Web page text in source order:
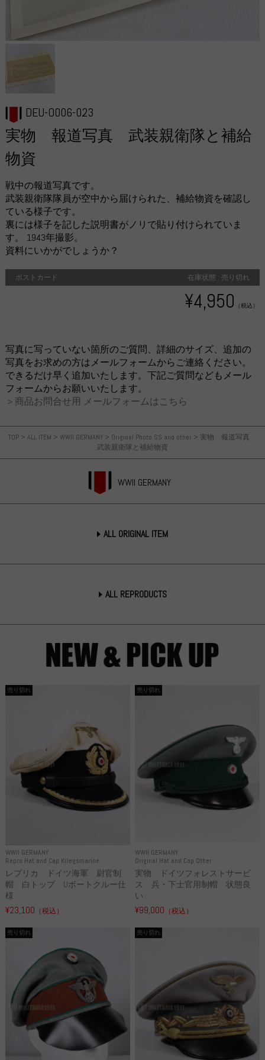
TOP > ALL ITEM > WWII GERMANY > Original Photo SS and other > 実物 報道写真
武装親衛隊と補給物資
WWII GERMANY
ALL ORIGINAL ITEM
ALL REPRODUCTS
DEU-O006-023
実物 報道写真 武装親衛隊と補給
物資
戦中の報道写真です。
武装親衛隊隊員が空中から届けられた、補給物資を確認し
ている様子です。
裏には様子を記した説明書がノリで貼り付けられていま
す。 1943年撮影。
資料にいかがでしょうか？
ポストカード 在庫状態 : 売り切れ
¥4,950 （税込）
写真に写っていない箇所のご質問、詳細のサイズ、追加の
写真をお求めの方はメールフォームからご連絡ください。
できるだけ早く追加いたします。下記ご質問などもメール
フォームからお願いいたします。
＞商品お問合せ用 メールフォームはこちら
WWII GERMANY
Repro Hat and Cap Kriegsmarine
売り切れ
レプリカ ドイツ海軍 尉官制
帽 白トップ Uボートクルー仕
様
¥23,100 （税込）
WWII GERMANY
Original Hat and Cap Other
売り切れ
実物 ドイツフォレストサービ
ス 兵・下士官用制帽 状態良
い...
¥99,000 （税込）
売り切れ 売り切れ